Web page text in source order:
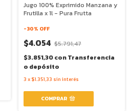
Jugo 100% Exprimido Manzana y
Frutilla x 1l - Pura Frutta
-30% OFF
$4.054 $5.791,47
$3.851,30conTransferencia
o depósito
3 x $1.351,33 sin interés